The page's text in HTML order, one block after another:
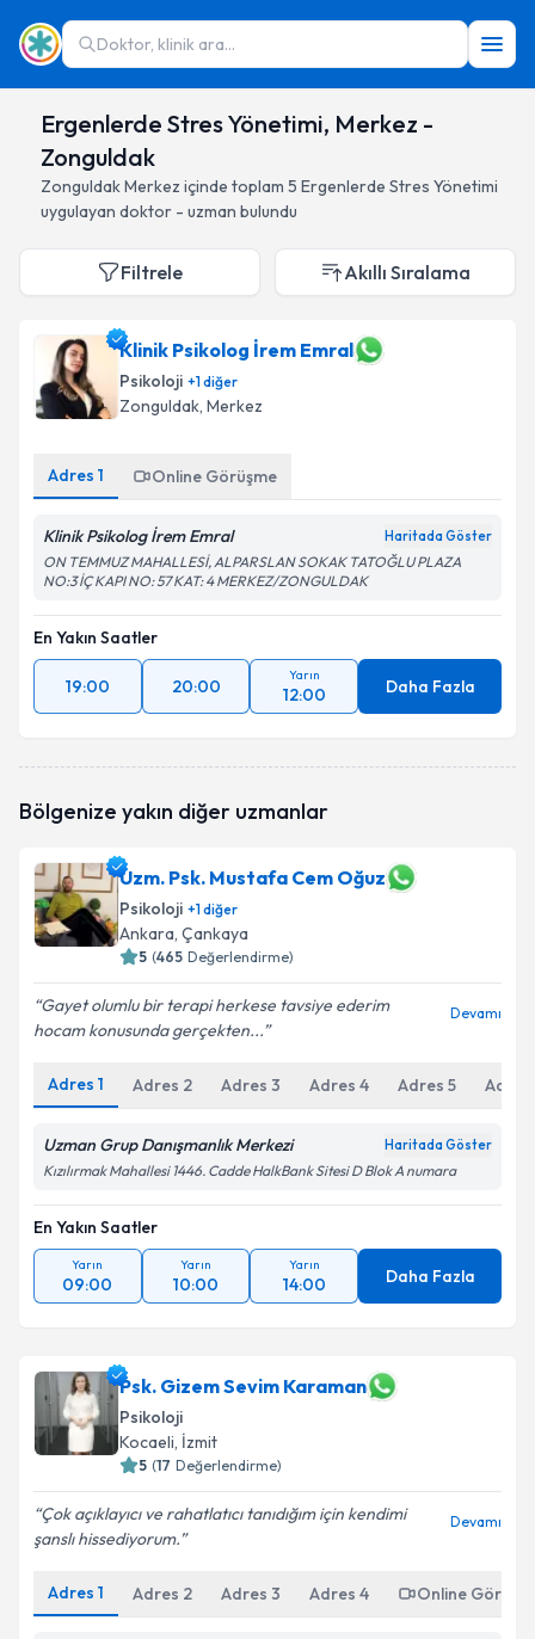
Doktor, klinik ara...
Ergenlerde Stres Yönetimi, Merkez -
Zonguldak
ZonguldakMerkez içinde toplam 5 Ergenlerde Stres Yönetimi
uygulayan doktor - uzman bulundu
Filtrele Akıllı Sıralama
Klinik Psikolog İrem Emral
Psikoloji +1diğer
Zonguldak, Merkez
Adres 1 Online Görüşme
Klinik Psikolog İrem Emral Haritada Göster
ON TEMMUZ MAHALLESİ, ALPARSLAN SOKAK TATOĞLU PLAZA
NO:3 İÇ KAPI NO: 57 KAT: 4 MERKEZ/ZONGULDAK
En Yakın Saatler
19:00 20:00
Yarın
12:00 Daha Fazla
Bölgenize yakın diğer uzmanlar
Uzm. Psk. Mustafa Cem Oğuz
Psikoloji +1diğer
Ankara, Çankaya
5 (465 Değerlendirme)
Gayet olumlu bir terapi herkese tavsiye ederim
hocam konusunda gerçekten...
Devamı
Adres 1 Adres 2 Adres 3 Adres 4 Adres 5 Adres
Uzman Grup Danışmanlık Merkezi Haritada Göster
Kızılırmak Mahallesi 1446. Cadde HalkBank Sitesi D Blok A numara
En Yakın Saatler
Yarın
09:00
Yarın
10:00
Yarın
14:00 Daha Fazla
Psk. Gizem Sevim Karaman
Psikoloji
Kocaeli, İzmit
5 (17 Değerlendirme)
Çok açıklayıcı ve rahatlatıcı tanıdığım için kendimi
şanslı hissediyorum.
Devamı
Adres 1 Adres 2 Adres 3 Adres 4 Online